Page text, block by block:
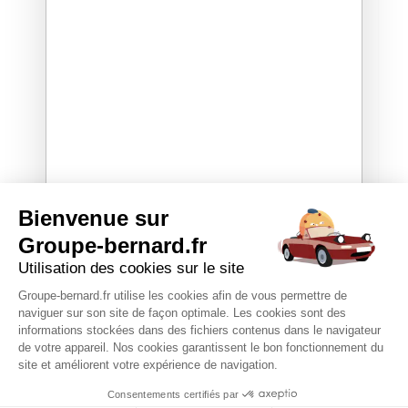
Bienvenue sur
Groupe-bernard.fr
Utilisation des cookies sur le site
Groupe-bernard.fr utilise les cookies afin de vous permettre de
naviguer sur son site de façon optimale. Les cookies sont des
informations stockées dans des fichiers contenus dans le navigateur
de votre appareil. Nos cookies garantissent le bon fonctionnement du
site et améliorent votre expérience de navigation.
Consentements certifiés par